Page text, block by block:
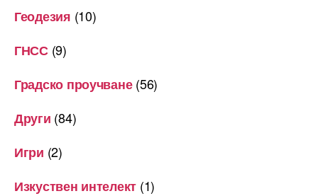
Геодезия (10)
ГНСС(9)
Градско проучване(56)
Други (84)
Игри (2)
Изкуствен интелект (1)